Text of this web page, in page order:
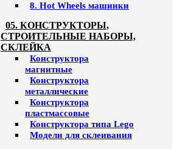
8. Hot Wheels машинки
05. КОНСТРУКТОРЫ,
СТРОИТЕЛЬНЫЕ НАБОРЫ,
СКЛЕЙКА
Конструктора
магнитные
Конструктора
металлические
Конструктора
пластмассовые
Конструктора типа Lego
Модели для склеивания